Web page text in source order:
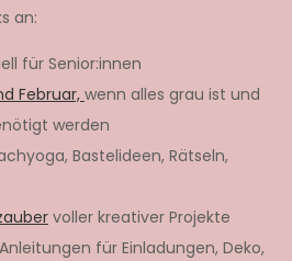
an:
für Senior:innen
Februar, wenn alles grau ist und
werden
Bastelideen, Rätseln,
voller kreativer Projekte
für Einladungen, Deko,